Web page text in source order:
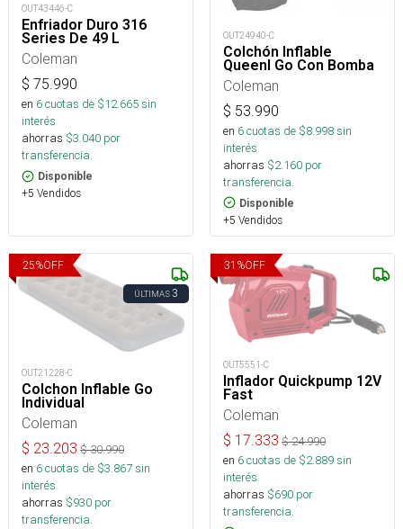
OUT43446-C
Enfriador Duro 316
Series De 49 L
Coleman
$ 75.990
en 6cuotas de $12.665sin
interés
ahorras $3.040 por
transferencia.
Disponible
+5 Vendidos
OUT24940-C
Colchón Inflable
Queenl Go Con Bomba
Coleman
$ 53.990
en 6cuotas de $8.998sin
interés
ahorras $2.160 por
transferencia.
Disponible
+5 Vendidos
25%OFF
ÚLTIMAS3
OUT21228-C
Colchon Inflable Go
Individual
Coleman
$ 23.203 $30.990
en 6cuotas de $3.867sin
interés
ahorras $930 por
transferencia.
31 %OFF
OUT5551-C
Inflador Quickpump 12V
Fast
Coleman
$ 17.333 $24.990
en 6cuotas de $2.889sin
interés
ahorras $690 por
transferencia.